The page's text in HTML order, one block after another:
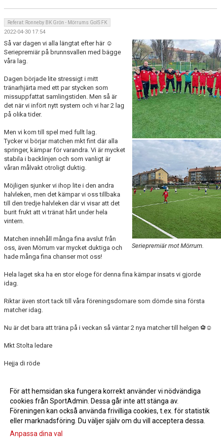
Referat: Ronneby BK Grön - Mörrums GoIS FK
2022-04-30 17:54
Seriepremiär mot Mörrum.
Så var dagen vi alla längtat efter här ☺️
Seriepremiär på brunnsvallen med bägge
våra lag.
Dagen började lite stressigt i mitt
tränarhjärta med ett par stycken som
missuppfattat samlingstiden. Men så är
det när vi infört nytt system och vi har 2 lag
på olika tider.
Men vi kom till spel med fullt lag.
Tycker vi börjar matchen mkt fint där alla
springer, kämpar för varandra. Vi är mycket
stabila i backlinjen och som vanligt är
våran målvakt otroligt duktig.
Möjligen sjunker vi ihop lite i den andra
halvleken, men det kämpar vi oss tillbaka
till den tredje halvleken där vi visar att det
burit frukt att vi tränat hårt under hela
vintern.
Matchen innehåll många fina avslut från
oss, även Mörrum var mycket duktiga och
hade många fina chanser mot oss!
Hela laget ska ha en stor eloge för denna fina kämpar insats vi gjorde
idag.
Riktar även stort tack till våra föreningsdomare som dömde sina första
matcher idag.
Nu är det bara att träna på i veckan så väntar 2 nya matcher till helgen ⚽☺️
Mkt Stolta ledare
Hejja di röde
Fler nyheter >>
För att hemsidan ska fungera korrekt använder vi nödvändiga
cookies från SportAdmin. Dessa går inte att stänga av.
Föreningen kan också använda frivilliga cookies, t.ex. för statistik
eller marknadsföring. Du väljer själv om du vill acceptera dessa.
Anpassa dina val